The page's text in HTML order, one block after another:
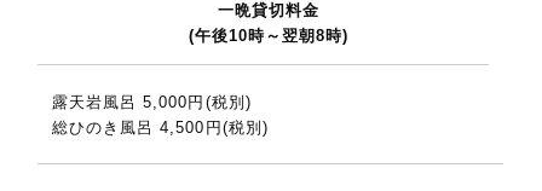
一晩貸切料金
(午後10時～翌朝8時)
露天岩風呂 5,000円(税別)
総ひのき風呂 4,500円(税別)